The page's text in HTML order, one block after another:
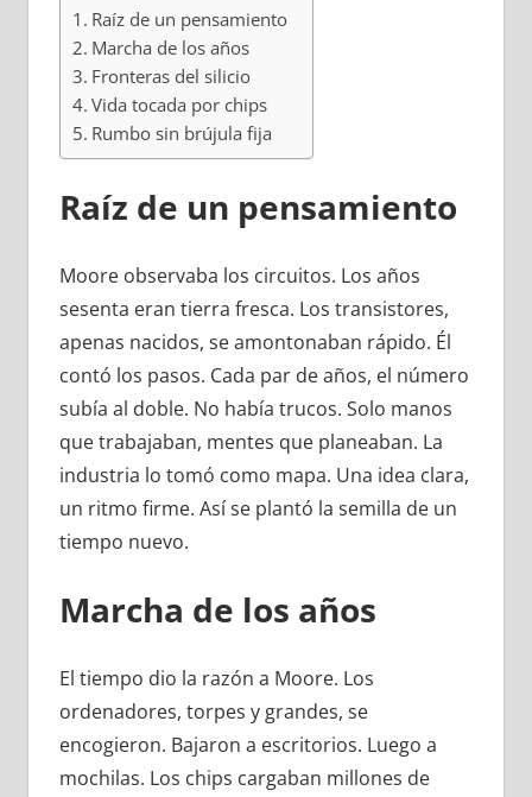
Raíz de un pensamiento
Marcha de los años
Fronteras del silicio
Vida tocada por chips
Rumbo sin brújula fija
Raíz de un pensamiento
Moore observaba los circuitos. Los años
sesenta eran tierra fresca. Los transistores,
apenas nacidos, se amontonaban rápido. Él
contó los pasos. Cada par de años, el número
subía al doble. No había trucos. Solo manos
que trabajaban, mentes que planeaban. La
industria lo tomó como mapa. Una idea clara,
un ritmo firme. Así se plantó la semilla de un
tiempo nuevo.
Marcha de los años
El tiempo dio la razón a Moore. Los
ordenadores, torpes y grandes, se
encogieron. Bajaron a escritorios. Luego a
mochilas. Los chips cargaban millones de